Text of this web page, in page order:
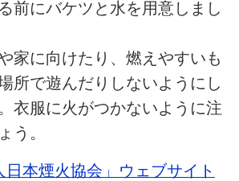
前にバケツと水を用意しまし
家に向けたり、燃えやすいも
所で遊んだりしないようにし
衣服に火がつかないように注
う。
日本煙火協会」ウェブサイト